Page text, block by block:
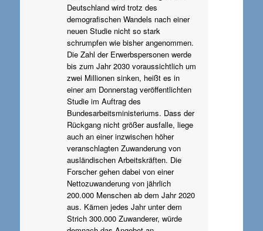
Deutschland wird trotz des
demografischen Wandels nach einer
neuen Studie nicht so stark
schrumpfen wie bisher angenommen.
Die Zahl der Erwerbspersonen werde
bis zum Jahr 2030 voraussichtlich um
zwei Millionen sinken, heißt es in
einer am Donnerstag veröffentlichten
Studie im Auftrag des
Bundesarbeitsministeriums. Dass der
Rückgang nicht größer ausfalle, liege
auch an einer inzwischen höher
veranschlagten Zuwanderung von
ausländischen Arbeitskräften. Die
Forscher gehen dabei von einer
Nettozuwanderung von jährlich
200.000 Menschen ab dem Jahr 2020
aus. Kämen jedes Jahr unter dem
Strich 300.000 Zuwanderer, würde